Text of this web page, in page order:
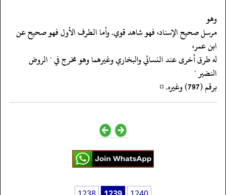
‏‏‏‏وهو
‏‏‏‏مرسل صحيح الإسناد، فهو شاهد قوي. وأما الطرف الأول فهو صحيح عن
ابن عمر،
‏‏‏‏له طرق أخرى عند النسائي والبخاري وغيرهما وهو مخرج في " الروض
النضير "
‏‏‏‏برقم (797) وغيره. ¤